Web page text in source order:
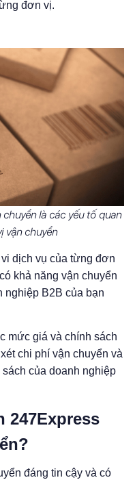
đơn vị.
là các yếu tố quan
vận chuyển
dịch vụ của từng đơn
khả năng vận chuyển
nghiệp B2B của bạn
mức giá và chính sách
chi phí vận chuyển và
của doanh nghiệp
247Express
đáng tin cậy và có